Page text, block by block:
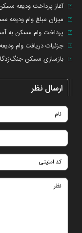
آغاز پرداخت ودیعه
میزان مبلغ وام ودیعه
پرداخت وام مسکن به
جزئیات دریافت وام
بازسازی مسکن
ارسال نظر